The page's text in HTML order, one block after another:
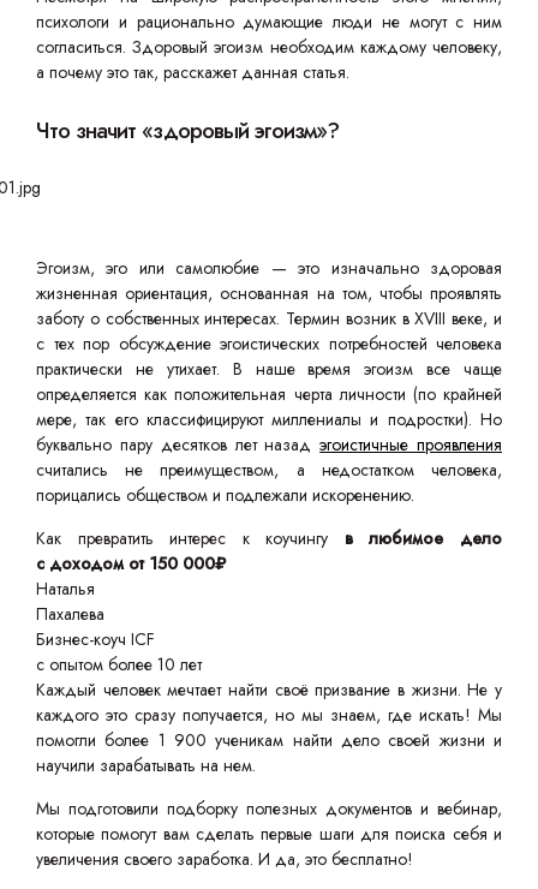
психологи и рационально думающие люди не могут с ним
согласиться. Здоровый эгоизм необходим каждому человеку,
а почему это так, расскажет данная статья.
Что значит «здоровый эгоизм»?
Эгоизм, эго или самолюбие — это изначально здоровая
жизненная ориентация, основанная на том, чтобы проявлять
заботу о собственных интересах. Термин возник в XVIII веке, и
с тех пор обсуждение эгоистических потребностей человека
практически не утихает. В наше время эгоизм все чаще
определяется как положительная черта личности (по крайней
мере, так его классифицируют миллениалы и подростки). Но
буквально пару десятков лет назадэгоистичные проявления
считались не преимуществом, а недостатком человека,
порицались обществом и подлежали искоренению.
Как превратить интерес к коучингу в любимое дело
с доходом от 150 000₽
Наталья
Пахалева
Бизнес-коуч ICF
с опытом более 10 лет
Каждый человек мечтает найти своё призвание в жизни. Не у
каждого это сразу получается, но мы знаем, где искать! Мы
помогли более 1 900 ученикам найти дело своей жизни и
научили зарабатывать на нем.
Мы подготовили подборку полезных документов и вебинар,
которые помогут вам сделать первые шаги для поиска себя и
увеличения своего заработка. И да, это бесплатно!